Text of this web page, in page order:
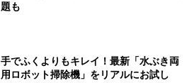
題も
手でふくよりもキレイ！最新「水ぶき両
用ロボット掃除機」をリアルにお試し